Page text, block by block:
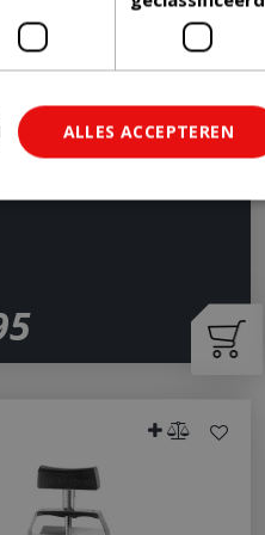
ALLES ACCEPTEREN
zoals gebruikersaanmelding en
cookies.
mensen en bots. Dit is gunstig
website, om geldige rapporten te
name is asssociated with Google
Analytics - which is a significant update